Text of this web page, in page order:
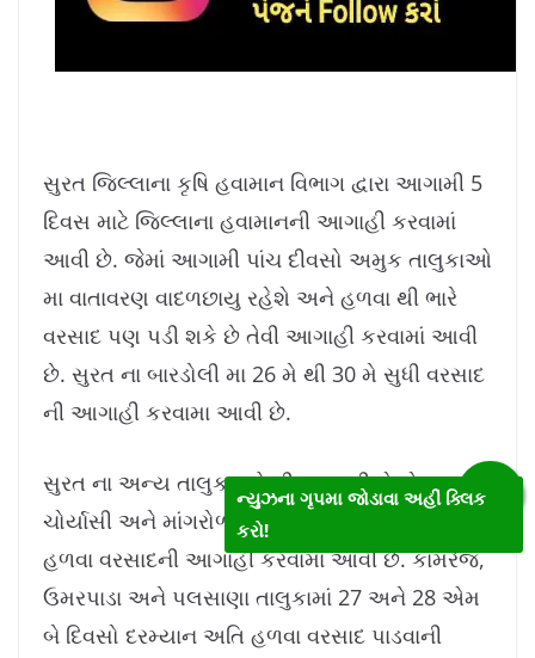
સુરત જિલ્લાના કૃષિ હવામાન વિભાગ દ્વારા આગામી 5
દિવસ માટે જિલ્લાના હવામાનની આગાહી કરવામાં
આવી છે. જેમાં આગામી પાંચ દીવસો અમુક તાલુકાઓ
મા વાતાવરણ વાદળછાયુ રહેશે અને હળવા થી ભારે
વરસાદ પણ પડી શકે છે તેવી આગાહી કરવામાં આવી
છે. સુરત ના બારડોલી મા 26 મે થી 30 મે સુધી વરસાદ
ની આગાહી કરવામા આવી છે.
સુરત ના અન્ય તાલુકા ઓ ની વાત કરીએ તો
ચોર્યાસી અને માંગરોળ તાલુકામાં 27મીના રોજ અતિ
હળવા વરસાદની આગાહી કરવામાં આવી છે. કામરેજ,
ઉમરપાડા અને પલસાણા તાલુકામાં 27 અને 28 એમ
બે દિવસો દરમ્યાન અતિ હળવા વરસાદ પાડવાની
ન્યુઝના ગૃપમા જોડાવા અહીં ક્લિક
કરો!